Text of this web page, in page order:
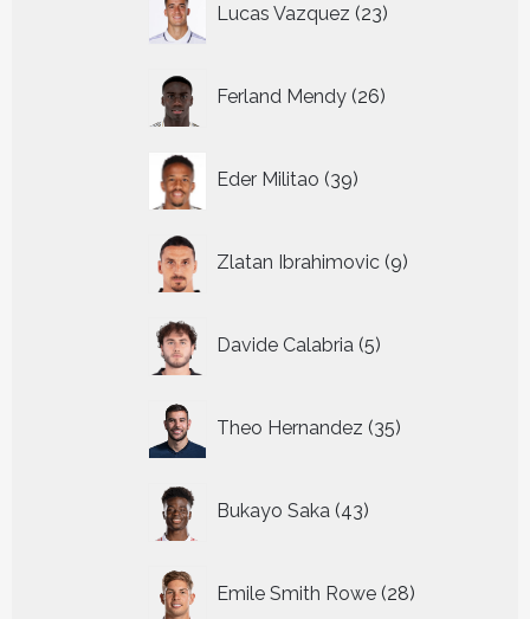
Lucas Vazquez 23
producten
Ferland Mendy 26
producten
Eder Militao 39
producten
Zlatan Ibrahimovic 9
producten
Davide Calabria 5
producten
Theo Hernandez 35
producten
Bukayo Saka 43
producten
Emile Smith Rowe 28
producten